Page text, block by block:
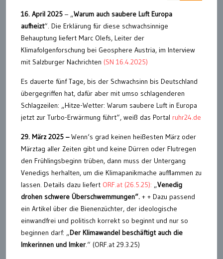
16. April 2025 – „Warum auch saubere Luft Europa
aufheizt“. Die Erklärung für diese schwachsinnige
Behauptung liefert Marc Olefs, Leiter der
Klimafolgenforschung bei Geosphere Austria, im Interview
mit Salzburger Nachrichten (SN 16.4.2025)
Es dauerte fünf Tage, bis der Schwachsinn bis Deutschland
übergegriffen hat, dafür aber mit umso schlagenderen
Schlagzeilen: „Hitze-Wetter: Warum saubere Luft in Europa
jetzt zur Turbo-Erwärmung führt“, weiß das Portal ruhr24.de
29. März 2025 –Wenn‘s grad keinen heißesten März oder
Märztag aller Zeiten gibt und keine Dürren oder Flutregen
den Frühlingsbeginn trüben, dann muss der Untergang
Venedigs herhalten, um die Klimapanikmache aufflammen zu
lassen. Details dazu liefert ORF.at (26.5.25): „Venedig
drohen schwere Überschwemmungen“. + + Dazu passend
ein Artikel über die Bienenzüchter, der ideologische
einwandfrei und politisch korrekt so beginnt und nur so
beginnen darf: „Der Klimawandel beschäftigt auch die
Imkerinnen und Imker.“ (ORF.at 29.3.25)